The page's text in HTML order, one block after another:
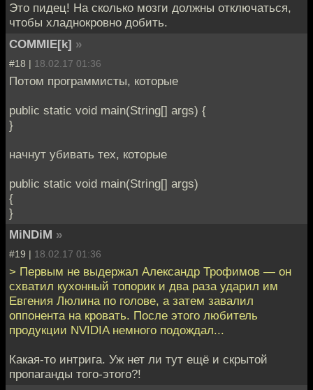
Это пидец! На сколько мозги должны отключаться,
чтобы хладнокровно добить.
COMMIE[k] »
#18 | 18.02.17 01:36
Потом программисты, которые
public static void main(String[] args) {
}
начнут убивать тех, которые
public static void main(String[] args)
{
}
MiNDiM »
#19 | 18.02.17 01:36
> Первым не выдержал Александр Трофимов — он
схватил кухонный топорик и два раза ударил им
Евгения Люлина по голове, а затем завалил
оппонента на кровать. После этого любитель
продукции NVIDIA немного подождал...
Какая-то интрига. Уж нет ли тут ещё и скрытой
пропаганды того-этого?!